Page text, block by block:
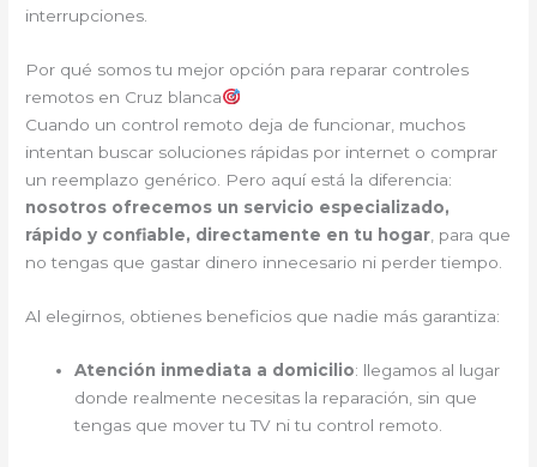
interrupciones.
Por qué somos tu mejor opción para reparar controles
remotos en Cruz blanca
Cuando un control remoto deja de funcionar, muchos
intentan buscar soluciones rápidas por internet o comprar
un reemplazo genérico. Pero aquí está la diferencia:
nosotros ofrecemos un servicio especializado,
rápido y confiable, directamente en tu hogar , para que
no tengas que gastar dinero innecesario ni perder tiempo.
Al elegirnos, obtienes beneficios que nadie más garantiza:
Atención inmediata a domicilio: llegamos al lugar
donde realmente necesitas la reparación, sin que
tengas que mover tu TV ni tu control remoto.